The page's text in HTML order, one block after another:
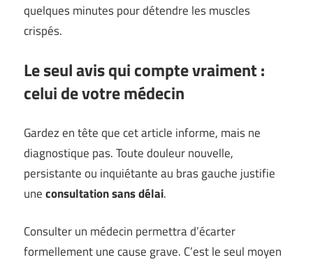
quelques minutes pour détendre les muscles
crispés.
Le seul avis qui compte vraiment :
celui de votre médecin
Gardez en tête que cet article informe, mais ne
diagnostique pas. Toute douleur nouvelle,
persistante ou inquiétante au bras gauche justifie
uneconsultation sans délai.
Consulter un médecin permettra d’écarter
formellement une cause grave. C’est le seul moyen